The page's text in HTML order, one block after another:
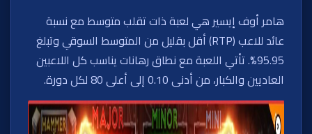
هامر أوف إيسير هي لعبة ذات تقلب متوسط مع نسبة
عائد للاعب (RTP) أقل بقليل من المتوسط السوقي وتبلغ
95.95%. تأتي اللعبة مع نطاق رهانات يناسب كل اللاعبين
العاديين والكبار، من أدنى 0.10 إلى أعلى 80 لكل دورة.